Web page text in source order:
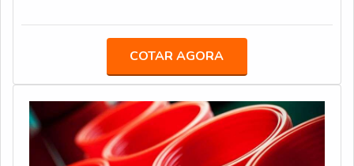
deve ser procurada pelos donos de indústrias que
caracteriza por ter grande utilidade e durabilidade.ONDE
PODE SER UTILIZADO OS TARUGOS A fábrica realiza
a criação de um item de engenharia
COTAR AGORA